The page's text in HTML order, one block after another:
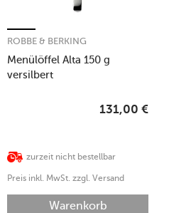
Menülöffel Alta 150 g
versilbert
ROBBE & BERKING
zurzeit nicht bestellbar
131,00 €
Preis inkl. MwSt. zzgl. Versand
Warenkorb